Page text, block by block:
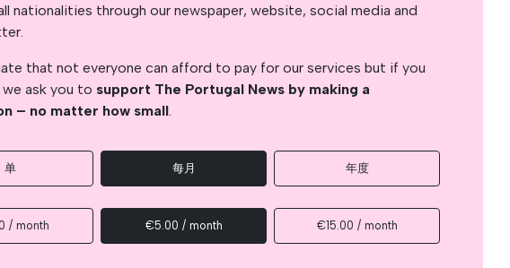
nationalities through our newspaper, website, social media and
that not everyone can afford to pay for our services but if you
ask you to support The Portugal News by making a
– no matter how small.
单 每月 年度
/ month €5.00 / month €15.00 / month